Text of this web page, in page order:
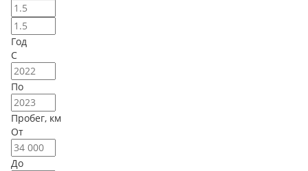
Год
С
По
Пробег, км
От
До